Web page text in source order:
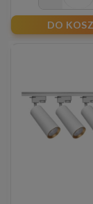
DO